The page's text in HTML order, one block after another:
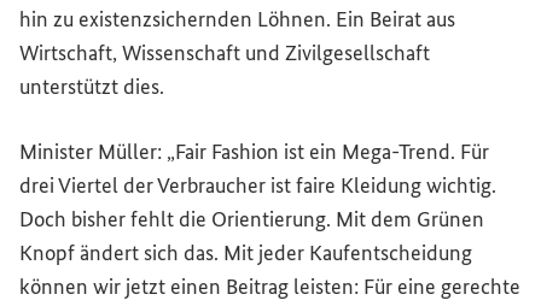
hin zu existenzsichernden Löhnen. Ein Beirat aus
Wirtschaft, Wissenschaft und Zivilgesellschaft
unterstützt dies.
Minister Müller: „Fair Fashion ist ein Mega-Trend. Für
drei Viertel der Verbraucher ist faire Kleidung wichtig.
Doch bisher fehlt die Orientierung. Mit dem Grünen
Knopf ändert sich das. Mit jeder Kaufentscheidung
können wir jetzt einen Beitrag leisten: Für eine gerechte